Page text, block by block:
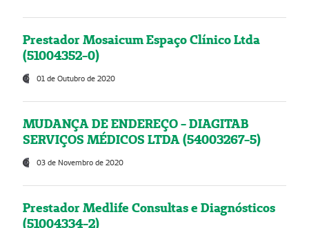
Prestador Mosaicum Espaço Clínico Ltda
(51004352-0)
01 de Outubro de 2020
MUDANÇA DE ENDEREÇO - DIAGITAB
SERVIÇOS MÉDICOS LTDA (54003267-5)
03 de Novembro de 2020
Prestador Medlife Consultas e Diagnósticos
(51004334-2)